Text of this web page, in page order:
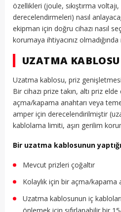
özellikleri (joule, sıkıştırma
derecelendirmeleri) nasıl
ekipman için doğru cihazı nasıl
korumaya ihtiyacınız
UZATMA
Uzatma kablosu, priz
Bir cihazı prize takın, altı priz elde
açma/kapama anahtarı veya
amper için derecelendirilmiştir
kablolama limiti, aşırı gerilim
Bir uzatma kablosunun
Mevcut prizleri çoğaltır
Kolaylık için bir açma/kapama
Uzatma kablosunun iç